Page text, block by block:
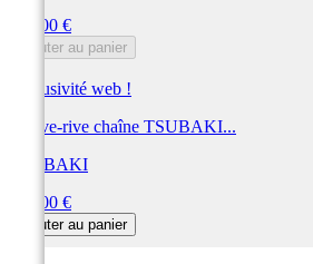
180,00 €
Ajouter au panier
Exclusivité web !
Dérive-rive chaîne TSUBAKI...
TSUBAKI
179,00 €
Ajouter au panier